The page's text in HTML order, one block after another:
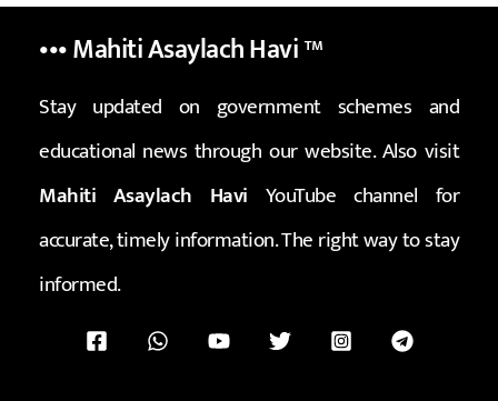
••• Mahiti Asaylach Havi™
Stay updated on government schemes and
educational news through our website. Also visit
Mahiti Asaylach Havi YouTube channel for
accurate, timely information. The right way to stay
informed.